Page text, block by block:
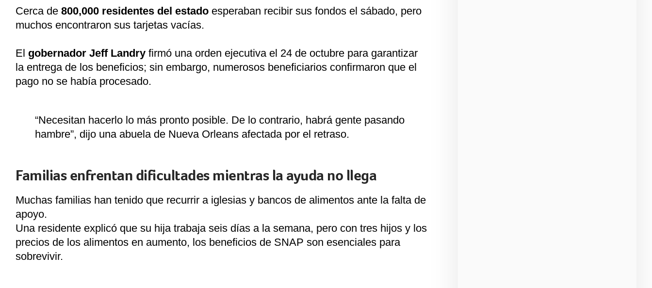
Cerca de 800,000 residentes del estado esperaban recibir sus fondos el sábado, pero
muchos encontraron sus tarjetas vacías.
El gobernador Jeff Landry firmó una orden ejecutiva el 24 de octubre para garantizar
la entrega de los beneficios; sin embargo, numerosos beneficiarios confirmaron que el
pago no se había procesado.
“Necesitan hacerlo lo más pronto posible. De lo contrario, habrá gente pasando
hambre”, dijo una abuela de Nueva Orleans afectada por el retraso.
Familias enfrentan dificultades mientras la ayuda no llega
Muchas familias han tenido que recurrir a iglesias y bancos de alimentos ante la falta de
apoyo.
Una residente explicó que su hija trabaja seis días a la semana, pero con tres hijos y los
precios de los alimentos en aumento, los beneficios de SNAP son esenciales para
sobrevivir.